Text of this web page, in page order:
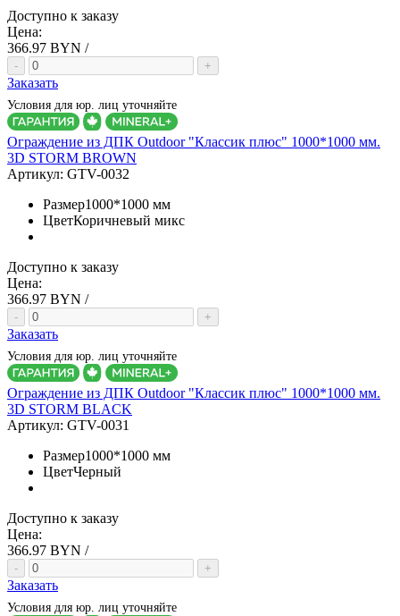
Доступно к заказу
Цена:
366.97 BYN /
- +
Заказать
Условия для юр. лиц уточняйте
Ограждение из ДПК Outdoor "Классик плюс" 1000*1000 мм.
3D STORM BROWN
Артикул: GTV-0032
Размер1000*1000 мм
ЦветКоричневый микс
Доступно к заказу
Цена:
366.97 BYN /
- +
Заказать
Условия для юр. лиц уточняйте
Ограждение из ДПК Outdoor "Классик плюс" 1000*1000 мм.
3D STORM BLACK
Артикул: GTV-0031
Размер1000*1000 мм
ЦветЧерный
Доступно к заказу
Цена:
366.97 BYN /
- +
Заказать
Условия для юр. лиц уточняйте